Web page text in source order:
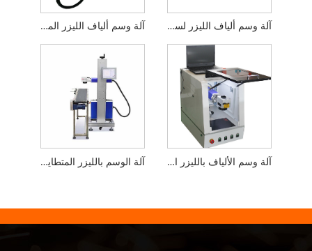
آلة وسم ألياف الليزر المحمولة آلة وسم ألياف الليزر لسطح المكتب المصغرة
آلة الوسم بالليزر المتطايرة لخط الإنتاج آلة وسم الألياف بالليزر المغلقة